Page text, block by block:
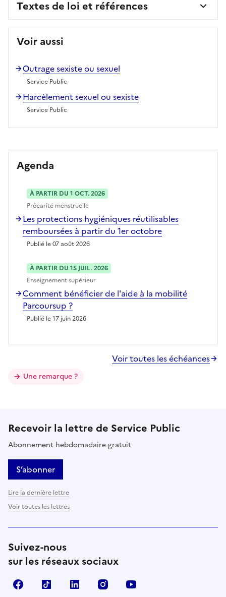
Textes de loi et références
Voir aussi
Outrage sexiste ou sexuel
Service Public
Harcèlement sexuel ou sexiste
Service Public
Agenda
À PARTIR DU 1 OCT. 2026
Précarité menstruelle
Les protections hygiéniques réutilisables
remboursées à partir du 1er octobre
Publié le 07 août 2026
À PARTIR DU 15 JUIL. 2026
Enseignement supérieur
Comment bénéficier de l'aide à la mobilité
Parcoursup ?
Publié le 17 juin 2026
Voir toutes les échéances
Une remarque ?
Recevoir la lettre de Service Public
Abonnement hebdomadaire gratuit
S’abonner
Lire la dernière lettre
Voir toutes les lettres
Suivez-nous
sur les réseaux sociaux
FacebookTikTok LinkedIn Instagram